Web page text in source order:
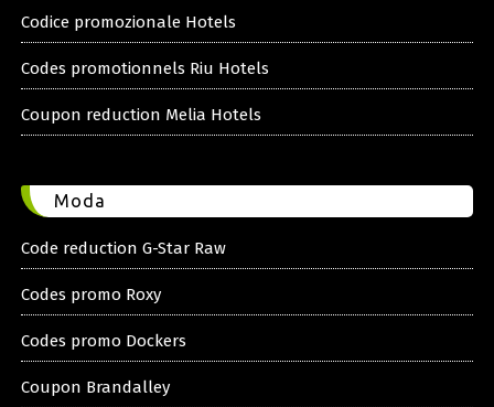
Codice promozionale Hotels
Codes promotionnels Riu Hotels
Coupon reduction Melia Hotels
Moda
Code reduction G-Star Raw
Codes promo Roxy
Codes promo Dockers
Coupon Brandalley